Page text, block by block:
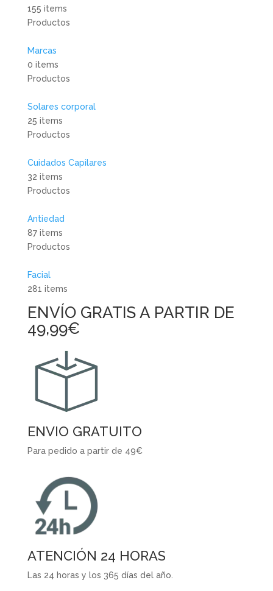
155 items
Productos
Marcas
0 items
Productos
Solares corporal
25 items
Productos
Cuidados Capilares
32 items
Productos
Antiedad
87 items
Productos
Facial
281 items
ENVÍO GRATIS A PARTIR DE
49,99€
ENVIO GRATUITO
Para pedido a partir de 49€
ATENCIÓN 24 HORAS
Las 24 horas y los 365 días del año.